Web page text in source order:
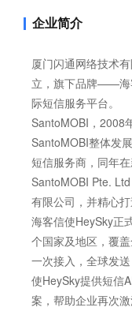
企业简介
厦门闪通网络技术
立，旗下品牌——海
际短信服务平台。
SantoMOBI，2008
SantoMOBI整体发
短信服务商，同年
SantoMOBI Pte.
有限公司，并精心
海客信使HeySky正
个国家及地区，覆
一次接入，全球发
使HeySky提供短信
案，帮助企业再次